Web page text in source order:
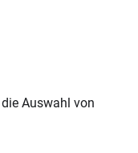
Auswahl von